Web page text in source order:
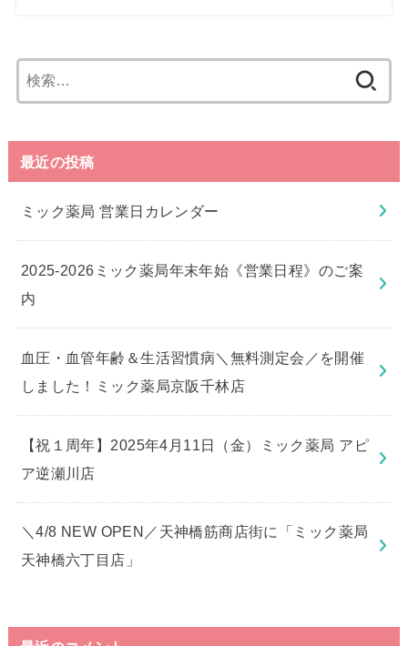
索:
最近の投稿
ミック薬局 営業日カレンダー
2025-2026ミック薬局年末年始《営業日程》のご案
内
血圧・血管年齢＆生活習慣病＼無料測定会／を開催
しました！ミック薬局京阪千林店
【祝１周年】2025年4月11日（金）ミック薬局 アピ
ア逆瀬川店
＼4/8 NEW OPEN／天神橋筋商店街に「ミック薬局
天神橋六丁目店」